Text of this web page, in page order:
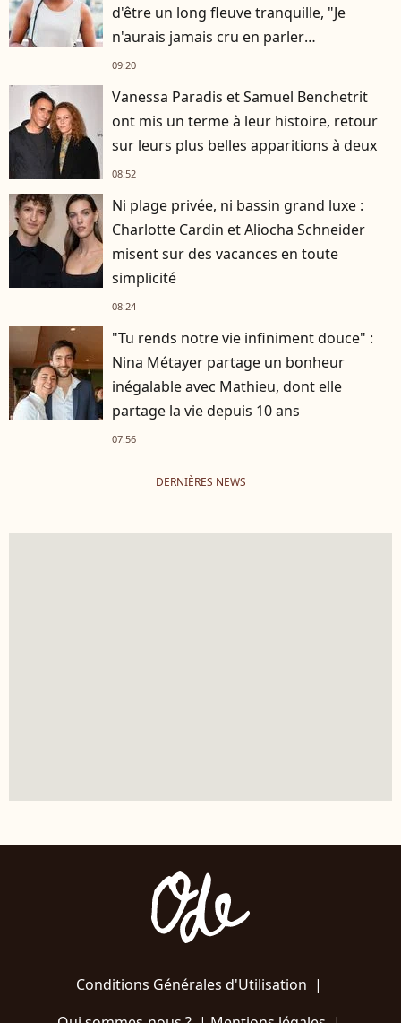
d'être un long fleuve tranquille, "Je
n'aurais jamais cru en parler
publiquement"
09:20
Vanessa Paradis et Samuel Benchetrit
ont mis un terme à leur histoire, retour
sur leurs plus belles apparitions à deux
08:52
Ni plage privée, ni bassin grand luxe :
Charlotte Cardin et Aliocha Schneider
misent sur des vacances en toute
simplicité
08:24
"Tu rends notre vie infiniment douce" :
Nina Métayer partage un bonheur
inégalable avec Mathieu, dont elle
partage la vie depuis 10 ans
07:56
DERNIÈRES NEWS
Conditions Générales d'Utilisation |